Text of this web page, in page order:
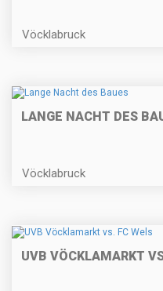
Vöcklabruck
LANGE NACHT DES
Vöcklabruck
UVB VÖCKLAMARKT